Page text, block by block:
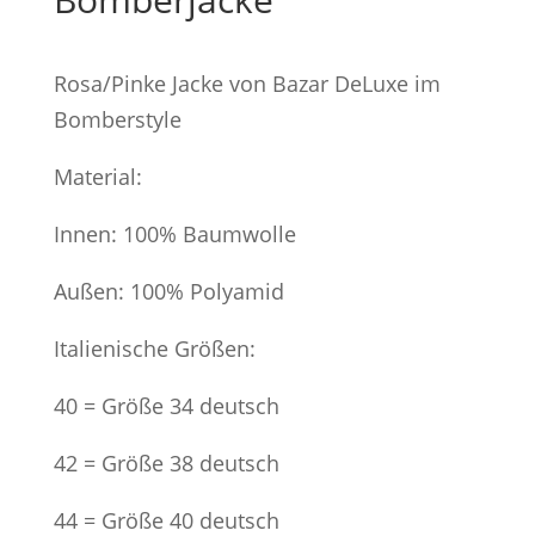
Rosa/Pinke Jacke von Bazar DeLuxe im
Bomberstyle
Material:
Innen: 100% Baumwolle
Außen: 100% Polyamid
Italienische Größen:
40 = Größe 34 deutsch
42 = Größe 38 deutsch
44 = Größe 40 deutsch